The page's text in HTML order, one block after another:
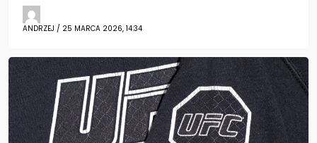
ANDRZEJ / 25 MARCA 2026, 14:34